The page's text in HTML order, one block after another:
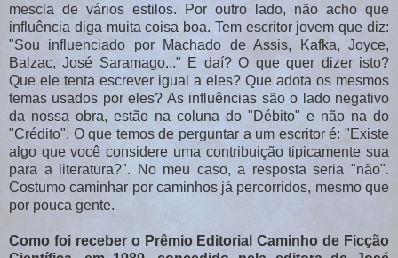
mescla de vários estilos. Por outro lado, não acho que
influência diga muita coisa boa. Tem escritor jovem que diz:
"Sou influenciado por Machado de Assis, Kafka, Joyce,
Balzac, José Saramago..." E daí? O que quer dizer isto?
Que ele tenta escrever igual a eles? Que adota os mesmos
temas usados por eles? As influências são o lado negativo
da nossa obra, estão na coluna do "Débito" e não na do
"Crédito". O que temos de perguntar a um escritor é: "Existe
algo que você considere uma contribuição tipicamente sua
para a literatura?". No meu caso, a resposta seria "não".
Costumo caminhar por caminhos já percorridos, mesmo que
por pouca gente.
Como foi receber o Prêmio Editorial Caminho de Ficção